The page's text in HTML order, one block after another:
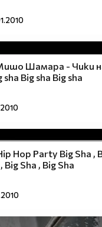
Шамара - Чики на
sha Big sha Big sha
Hop Party Big Sha ,
Big Sha , Big Sha